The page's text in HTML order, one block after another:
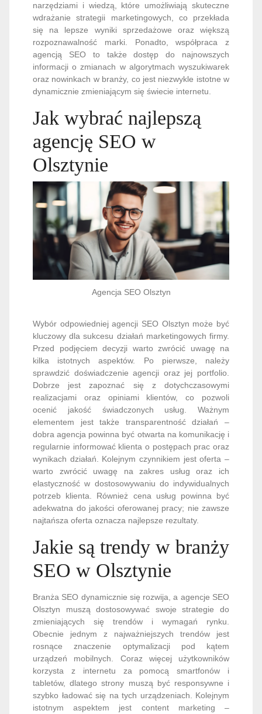
narzędziami i wiedzą, które umożliwiają skuteczne
wdrażanie strategii marketingowych, co przekłada
się na lepsze wyniki sprzedażowe oraz większą
rozpoznawalność marki. Ponadto, współpraca z
agencją SEO to także dostęp do najnowszych
informacji o zmianach w algorytmach wyszukiwarek
oraz nowinkach w branży, co jest niezwykle istotne w
dynamicznie zmieniającym się świecie internetu.
Jak wybrać najlepszą
agencję SEO w
Olsztynie
Agencja SEO Olsztyn
Wybór odpowiedniej agencji SEO Olsztyn może być
kluczowy dla sukcesu działań marketingowych firmy.
Przed podjęciem decyzji warto zwrócić uwagę na
kilka istotnych aspektów. Po pierwsze, należy
sprawdzić doświadczenie agencji oraz jej portfolio.
Dobrze jest zapoznać się z dotychczasowymi
realizacjami oraz opiniami klientów, co pozwoli
ocenić jakość świadczonych usług. Ważnym
elementem jest także transparentność działań –
dobra agencja powinna być otwarta na komunikację i
regularnie informować klienta o postępach prac oraz
wynikach działań. Kolejnym czynnikiem jest oferta –
warto zwrócić uwagę na zakres usług oraz ich
elastyczność w dostosowywaniu do indywidualnych
potrzeb klienta. Również cena usług powinna być
adekwatna do jakości oferowanej pracy; nie zawsze
najtańsza oferta oznacza najlepsze rezultaty.
Jakie są trendy w branży
SEO w Olsztynie
Branża SEO dynamicznie się rozwija, a agencje SEO
Olsztyn muszą dostosowywać swoje strategie do
zmieniających się trendów i wymagań rynku.
Obecnie jednym z najważniejszych trendów jest
rosnące znaczenie optymalizacji pod kątem
urządzeń mobilnych. Coraz więcej użytkowników
korzysta z internetu za pomocą smartfonów i
tabletów, dlatego strony muszą być responsywne i
szybko ładować się na tych urządzeniach. Kolejnym
istotnym aspektem jest content marketing –